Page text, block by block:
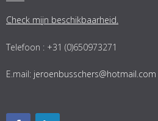
Check mijn beschikbaarheid.
Telefoon : +31 (0)650973271
E.mail: jeroenbusschers@hotmail.com